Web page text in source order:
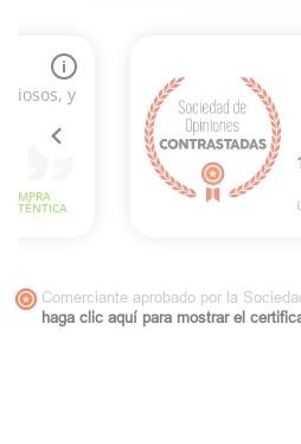
Comerciante aprobado por la
haga clic aquí para mostrar el